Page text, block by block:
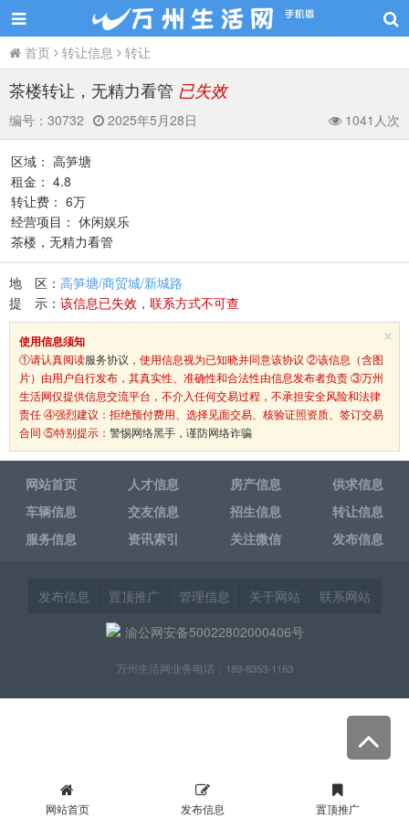
首页 转让信息 转让
茶楼转让，无精力看管 已失效
编号： 30732 2025年5月28日 1041人次
区域： 高笋塘
租金： 4.8
转让费： 6万
经营项目： 休闲娱乐
茶楼，无精力看管
地 区： 高笋塘/商贸城/新城路
提 示： 该信息已失效，联系方式不可查
×
使用信息须知
①请认真阅读服务协议 ，使用信息视为已知晓并同意该协议 ②该信息（含图
片）由用户自行发布，其真实性、准确性和合法性由信息发布者负责 ③万州
生活网仅提供信息交流平台，不介入任何交易过程，不承担安全风险和法律
责任 ④强烈建议：拒绝预付费用、选择见面交易、核验证照资质、签订交易
合同 ⑤特别提示： 警惕网络黑手，谨防网络诈骗
网站首页 人才信息 房产信息
供求信息
车辆信息
交友信息 招生信息
转让信息
服务信息
资讯索引 关注微信 发布信息
发布信息 置顶推广 管理信息 关于网站
联系网站
渝公网安备50022802000406号
万州生活网业务电话：189-8353-1163
网站首页 发布信息 置顶推广